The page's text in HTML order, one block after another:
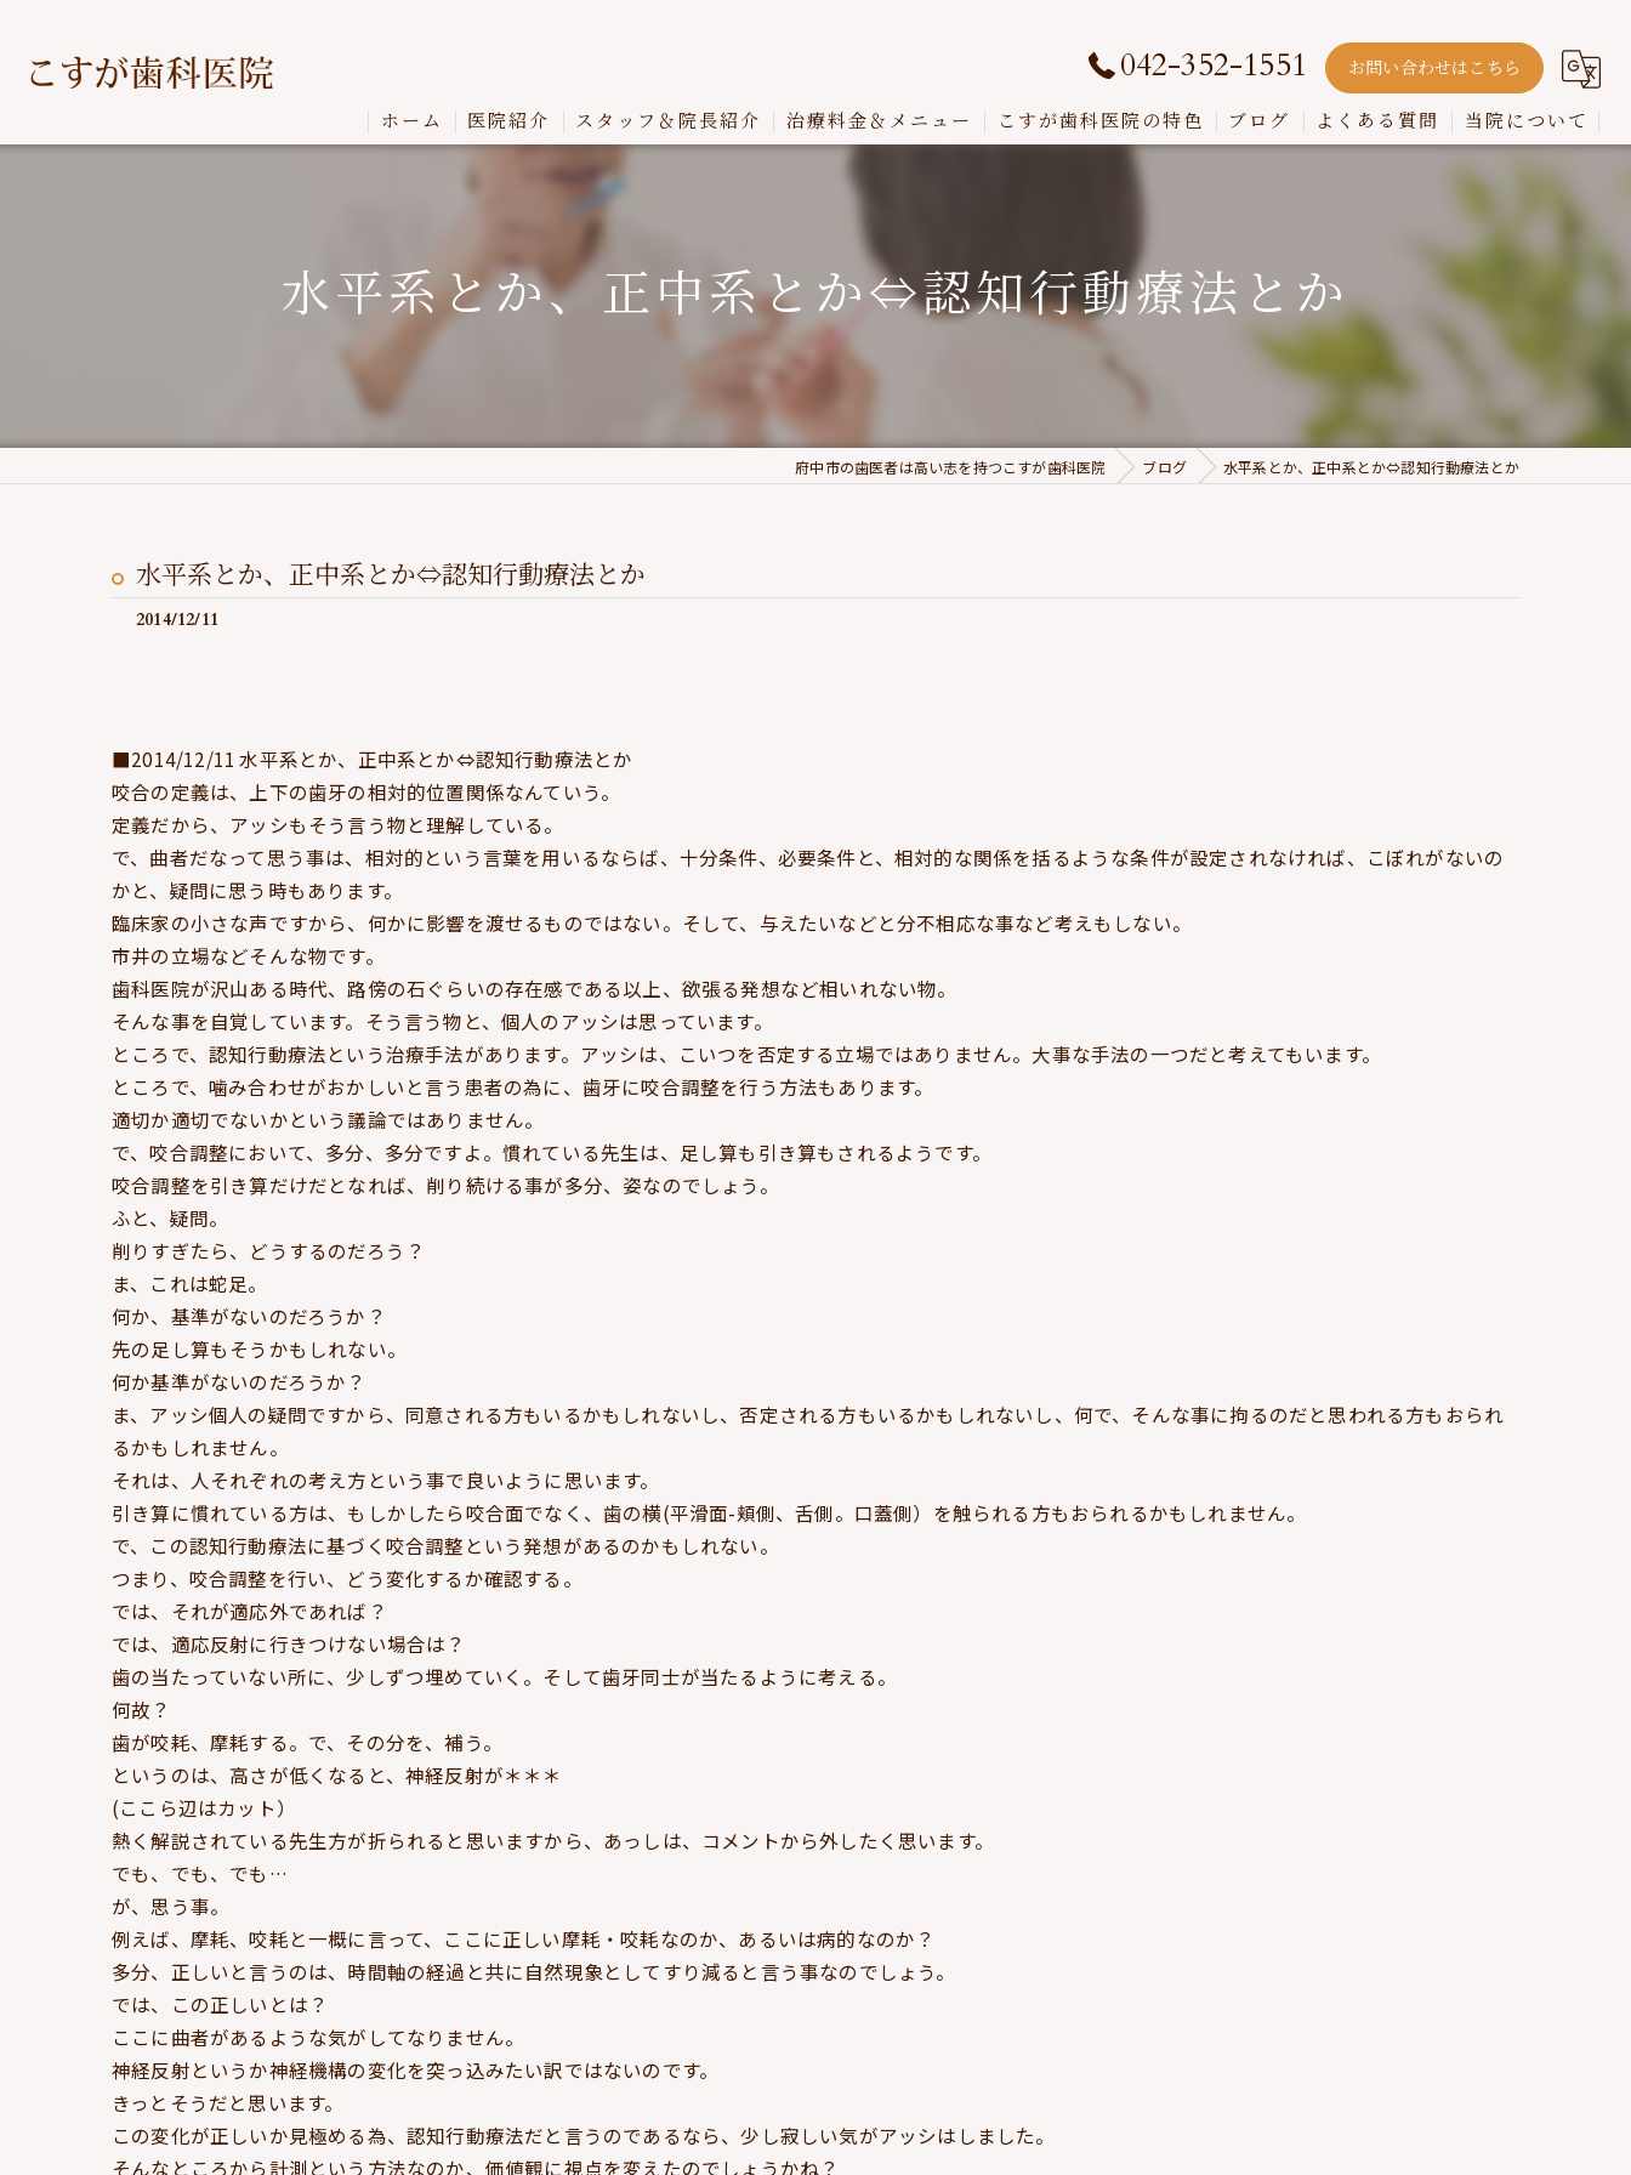
042-352-1551 お問い合わせはこちら
ホーム 医院紹介 スタッフ＆院長紹介 治療料金＆メニュー こすが歯科医院の特色 ブログ よくある質問 当院について
インプラント
入れ歯
歯周病
虫歯
水平系とか、正中系とか⇔認知行動療法とか
府中市の歯医者は高い志を持つこすが歯科医院 ブログ 水平系とか、正中系とか⇔認知行動療法とか
水平系とか、正中系とか⇔認知行動療法とか
2014/12/11
■2014/12/11 水平系とか、正中系とか⇔認知行動療法とか
咬合の定義は、上下の歯牙の相対的位置関係なんていう。
定義だから、アッシもそう言う物と理解している。
で、曲者だなって思う事は、相対的という言葉を用いるならば、十分条件、必要条件と、相対的な関係を括るような条件が設定されなければ、こぼれがないの
かと、疑問に思う時もあります。
臨床家の小さな声ですから、何かに影響を渡せるものではない。そして、与えたいなどと分不相応な事など考えもしない。
市井の立場などそんな物です。
歯科医院が沢山ある時代、路傍の石ぐらいの存在感である以上、欲張る発想など相いれない物。
そんな事を自覚しています。そう言う物と、個人のアッシは思っています。
ところで、認知行動療法という治療手法があります。アッシは、こいつを否定する立場ではありません。大事な手法の一つだと考えてもいます。
ところで、噛み合わせがおかしいと言う患者の為に、歯牙に咬合調整を行う方法もあります。
適切か適切でないかという議論ではありません。
で、咬合調整において、多分、多分ですよ。慣れている先生は、足し算も引き算もされるようです。
咬合調整を引き算だけだとなれば、削り続ける事が多分、姿なのでしょう。
ふと、疑問。
削りすぎたら、どうするのだろう？
ま、これは蛇足。
何か、基準がないのだろうか？
先の足し算もそうかもしれない。
何か基準がないのだろうか？
ま、アッシ個人の疑問ですから、同意される方もいるかもしれないし、否定される方もいるかもしれないし、何で、そんな事に拘るのだと思われる方もおられ
るかもしれません。
それは、人それぞれの考え方という事で良いように思います。
引き算に慣れている方は、もしかしたら咬合面でなく、歯の横(平滑面-頬側、舌側。口蓋側）を触られる方もおられるかもしれません。
で、この認知行動療法に基づく咬合調整という発想があるのかもしれない。
つまり、咬合調整を行い、どう変化するか確認する。
では、それが適応外であれば？
では、適応反射に行きつけない場合は？
歯の当たっていない所に、少しずつ埋めていく。そして歯牙同士が当たるように考える。
何故？
歯が咬耗、摩耗する。で、その分を、補う。
というのは、高さが低くなると、神経反射が＊＊＊
(ここら辺はカット）
熱く解説されている先生方が折られると思いますから、あっしは、コメントから外したく思います。
でも、でも、でも…
が、思う事。
例えば、摩耗、咬耗と一概に言って、ここに正しい摩耗・咬耗なのか、あるいは病的なのか？
多分、正しいと言うのは、時間軸の経過と共に自然現象としてすり減ると言う事なのでしょう。
では、この正しいとは？
ここに曲者があるような気がしてなりません。
神経反射というか神経機構の変化を突っ込みたい訳ではないのです。
きっとそうだと思います。
この変化が正しいか見極める為、認知行動療法だと言うのであるなら、少し寂しい気がアッシはしました。
そんなところから計測という方法なのか、価値観に視点を変えたのでしょうかね？